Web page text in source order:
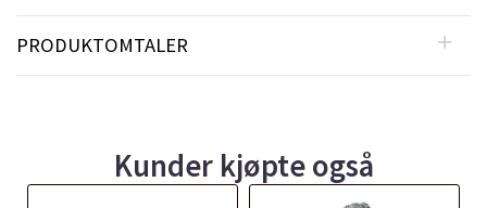
PRODUKTOMTALER
Kunder kjøpte også